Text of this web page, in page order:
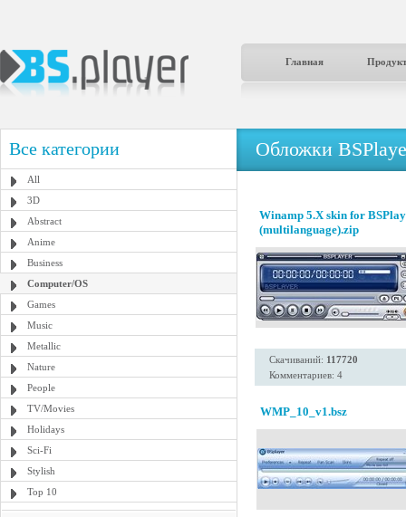
Главная
Все категории
All
3D
Abstract
Anime
Business
Computer/OS
Games
Music
Metallic
Nature
People
TV/Movies
Holidays
Sci-Fi
Stylish
Top 10
Обложки
Winamp 5.X skin for
(multilanguage).zip
Скачиваний: 117720
Комментариев: 4
WMP_10_v1.bsz